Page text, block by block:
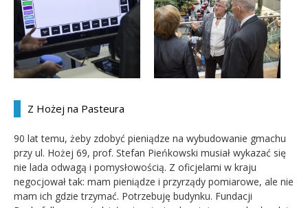
Z Hożej na Pasteura
90 lat temu, żeby zdobyć pieniądze na wybudowanie gmachu
przy ul. Hożej 69, prof. Stefan Pieńkowski musiał wykazać się
nie lada odwagą i pomysłowością. Z oficjelami w kraju
negocjował tak: mam pieniądze i przyrządy pomiarowe, ale nie
mam ich gdzie trzymać. Potrzebuję budynku. Fundacji